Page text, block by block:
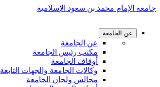
جامعة الإمام محمد بن سعود الإسلامية
عن الجامعة
عن الجامعة
مكتب رئيس الجامعة
أوقاف الجامعة
وكالات الجامعة والجهات التابعة
مجالس ولجان الجامعة